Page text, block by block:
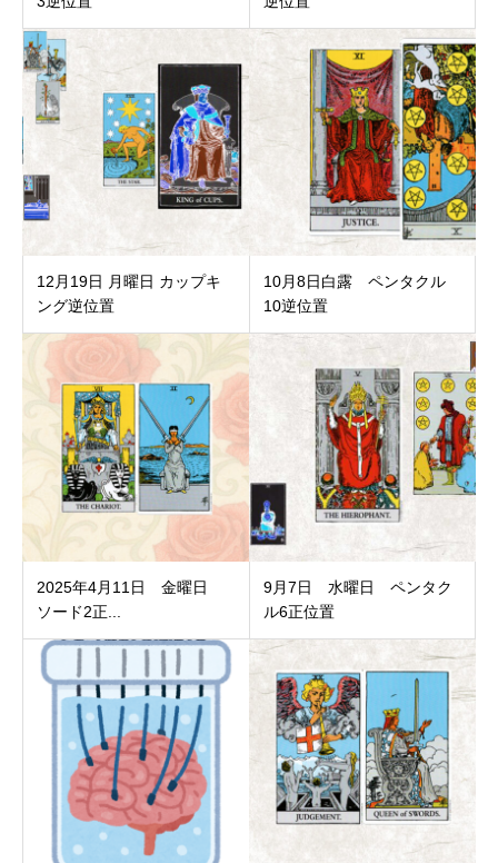
12月19日 月曜日 カップキ
ング逆位置
10月8日白露 ペンタクル
10逆位置
2025年4月11日 金曜日
ソード2正...
9月7日 水曜日 ペンタク
ル6正位置